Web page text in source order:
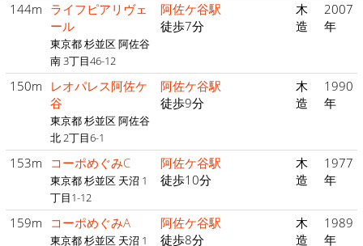
144m ライフピアリヴェ
ール
東京都 杉並区 阿佐谷
南 3丁目46-12
阿佐ケ谷駅
徒歩7分
木
造
2007
年
150m
レオパレス阿佐ケ
谷
東京都 杉並区 阿佐谷
北 2丁目6-1
阿佐ケ谷駅
徒歩9分
木
造
1990
年
153m コーポめぐみC
東京都 杉並区 天沼 1
丁目1-12
阿佐ケ谷駅
徒歩10分
木
造
1977
年
159m コーポめぐみA
東京都 杉並区 天沼 1
阿佐ケ谷駅
徒歩8分
木
造
1989
年